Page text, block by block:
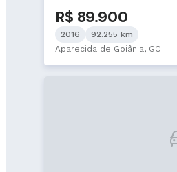
R$ 89.900
2016
92.255 km
Aparecida de Goiânia, GO